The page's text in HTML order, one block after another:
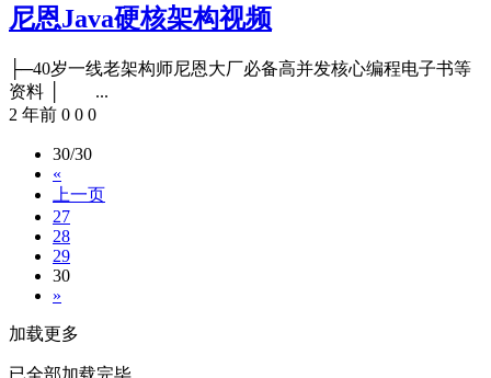
尼恩Java硬核架构视频
├─40岁一线老架构师尼恩大厂必备高并发核心编程电子书等
资料 │ ...
2 年前 0 0 0
30/30
«
上一页
27
28
29
30
»
加载更多
已全部加载完毕